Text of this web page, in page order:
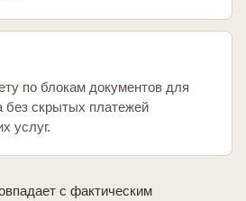
по блокам документов для
без скрытых платежей
услуг.
с фактическим